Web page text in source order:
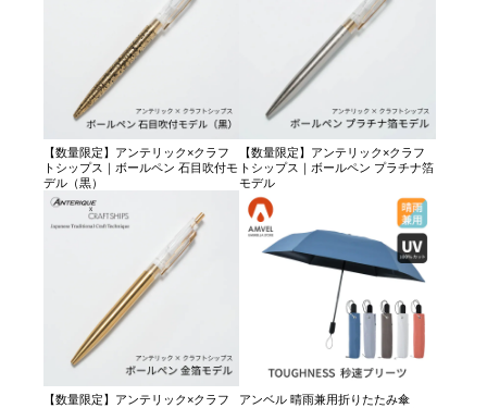
【数量限定】アンテリック×クラフ
トシップス｜ボールペン 石目吹付モ
デル（黒）
【数量限定】アンテリック×クラフ
トシップス｜ボールペン プラチナ箔
モデル
【数量限定】アンテリック×クラフ
アンベル 晴雨兼用折りたたみ傘